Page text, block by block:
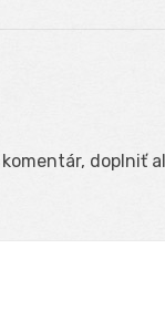
doplniť